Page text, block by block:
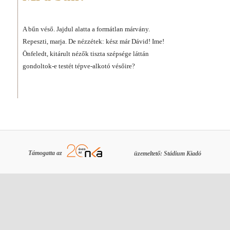
A bűn véső. Jajdul alatta a formátlan márvány.
Repeszti, marja. De nézzétek: kész már Dávid! Ime!
Önfeledt, kitárult nézők tiszta szépsége láttán
gondoltok-e testét tépve-alkotó vésőire?
Támogatta az üzemeltető: Stádium Kiadó